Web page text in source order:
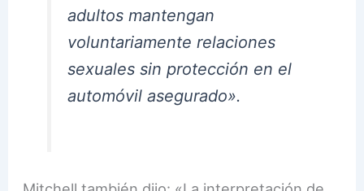
adultos mantengan
voluntariamente relaciones
sexuales sin protección en el
automóvil asegurado».